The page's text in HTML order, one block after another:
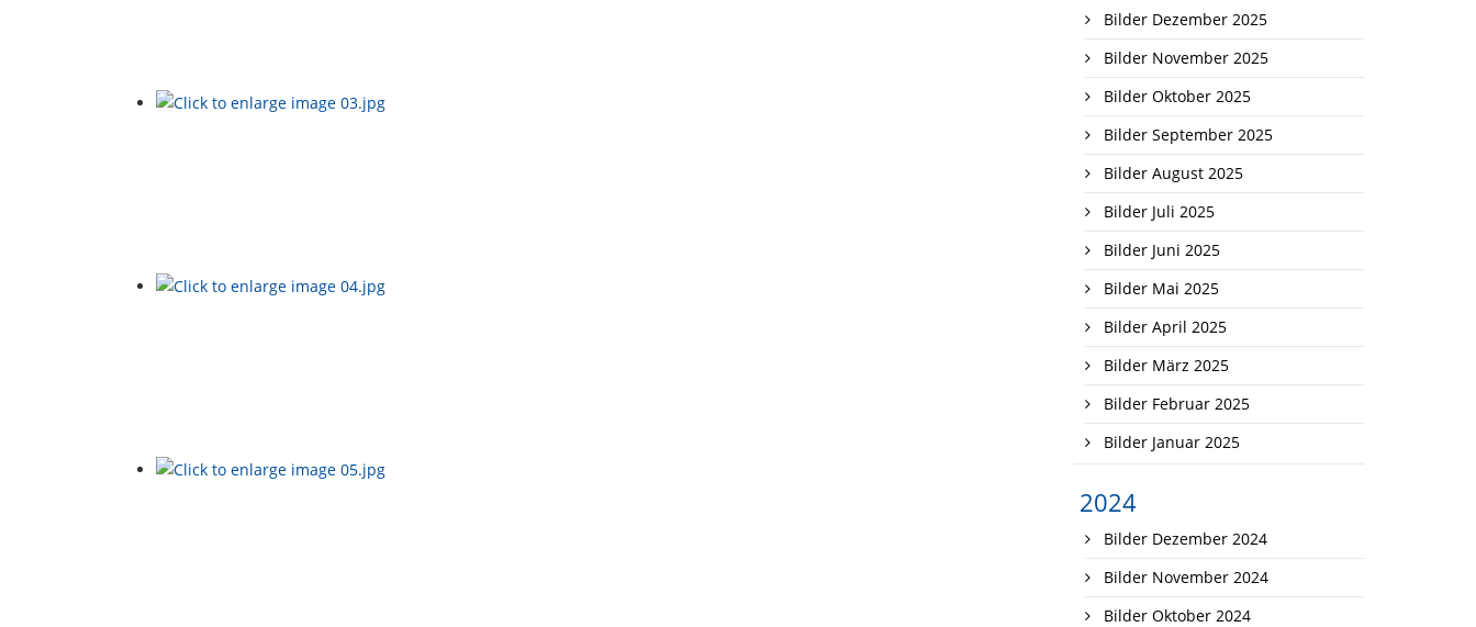
Bilder Dezember 2025
Bilder November 2025
Bilder Oktober 2025
Bilder September 2025
Bilder August 2025
Bilder Juli 2025
Bilder Juni 2025
Bilder Mai 2025
Bilder April 2025
Bilder März 2025
Bilder Februar 2025
Bilder Januar 2025
2024
Bilder Dezember 2024
Bilder November 2024
Bilder Oktober 2024